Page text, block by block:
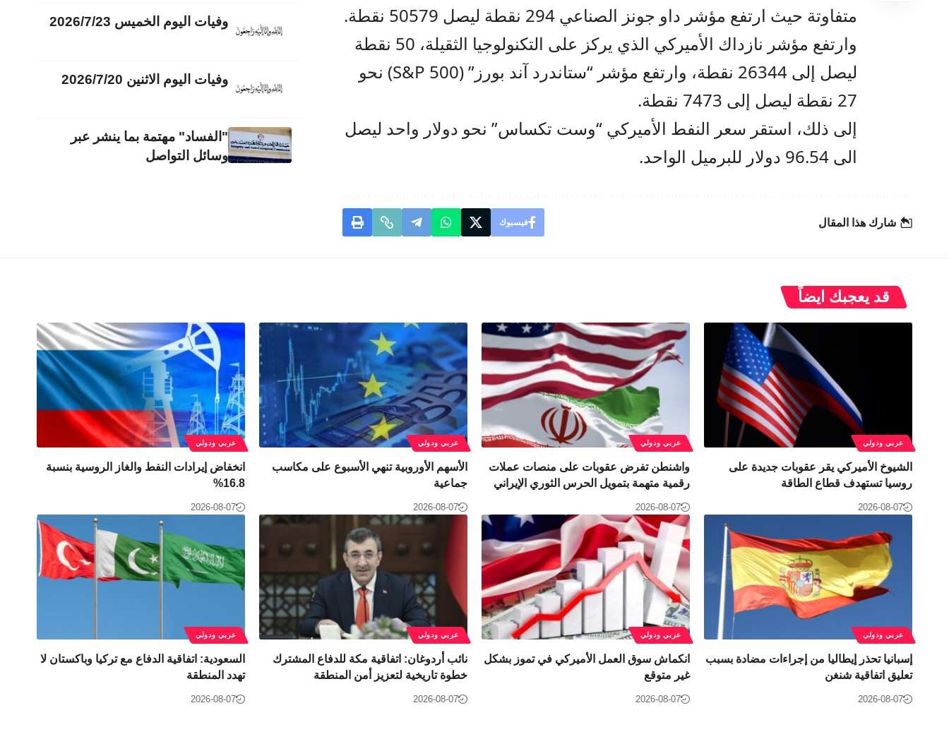
متفاوتة حيث ارتفع مؤشر داو جونز الصناعي 294 نقطة ليصل 50579 نقطة.
وارتفع مؤشر نازداك الأميركي الذي يركز على التكنولوجيا الثقيلة، 50 نقطة
ليصل إلى 26344 نقطة، وارتفع مؤشر “ستاندرد آند بورز” (S&P 500) نحو
27 نقطة ليصل إلى 7473 نقطة.
إلى ذلك، استقر سعر النفط الأميركي “وست تكساس” نحو دولار واحد ليصل
الى 96.54 دولار للبرميل الواحد.
شارك هذا المقال فيسبوك
وفيات اليوم الخميس 2026/7/23
وفيات اليوم الاثنين 2026/7/20
"الفساد" مهتمة بما ينشر عبر
وسائل التواصل
قد يعجبك ايضاً
عربي ودولي
الشيوخ الأميركي يقر عقوبات جديدة على
روسيا تستهدف قطاع الطاقة
2026-08-07
عربي ودولي
واشنطن تفرض عقوبات على منصات عملات
رقمية متهمة بتمويل الحرس الثوري الإيراني
2026-08-07
عربي ودولي
الأسهم الأوروبية تنهي الأسبوع على مكاسب
جماعية
2026-08-07
عربي ودولي
انخفاض إيرادات النفط والغاز الروسية بنسبة
16.8%
2026-08-07
عربي ودولي
إسبانيا تحذر إيطاليا من إجراءات مضادة بسبب
تعليق اتفاقية شنغن
2026-08-07
عربي ودولي
انكماش سوق العمل الأميركي في تموز بشكل
غير متوقع
2026-08-07
عربي ودولي
نائب أردوغان: اتفاقية مكة للدفاع المشترك
خطوة تاريخية لتعزيز أمن المنطقة
2026-08-07
عربي ودولي
السعودية: اتفاقية الدفاع مع تركيا وباكستان لا
تهدد المنطقة
2026-08-07